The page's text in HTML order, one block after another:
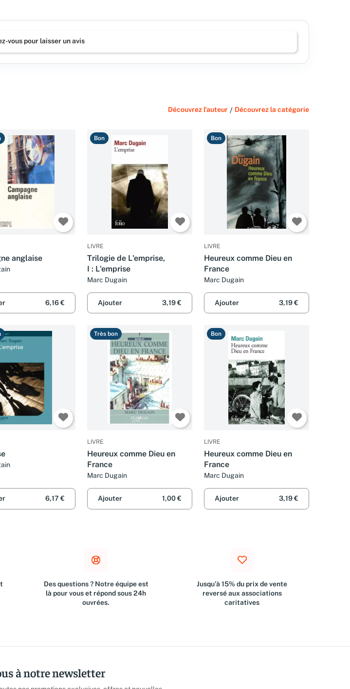
vous pour laisser un avis
Découvrez l'auteur / Découvrez la catégorie
anglaise
6,16 €
Bon
LIVRE
Trilogie de L'emprise,
I : L'emprise
Marc Dugain
Ajouter 3,19 €
Bon
LIVRE
Heureux comme Dieu en
France
Marc Dugain
Ajouter 3,19 €
6,17 €
Très bon
LIVRE
Heureux comme Dieu en
France
Marc Dugain
Ajouter 1,00 €
Bon
LIVRE
Heureux comme Dieu en
France
Marc Dugain
Ajouter 3,19 €
Des questions ? Notre équipe est
là pour vous et répond sous 24h
ouvrées.
Jusqu'à 15% du prix de vente
reversé aux associations
caritatives
à notre newsletter